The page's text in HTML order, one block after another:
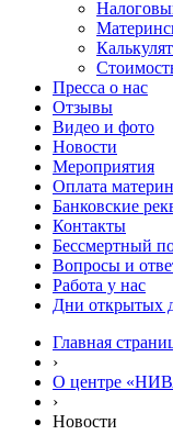
Пресса о нас
Отзывы
Видео и фото
Новости
Мероприятия
Оплата
Банковские
Контакты
Бессмертный
Вопросы и
Работа у нас
Дни открытых
Главная
›
О центре
›
Новости